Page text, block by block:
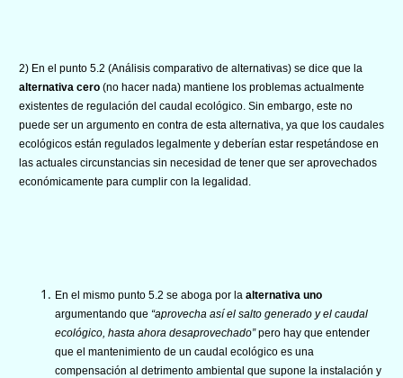
2) En el punto 5.2 (Análisis comparativo de alternativas) se dice que la
alternativa cero (no hacer nada) mantiene los problemas actualmente
existentes de regulación del caudal ecológico. Sin embargo, este no
puede ser un argumento en contra de esta alternativa, ya que los caudales
ecológicos están regulados legalmente y deberían estar respetándose en
las actuales circunstancias sin necesidad de tener que ser aprovechados
económicamente para cumplir con la legalidad.
En el mismo punto 5.2 se aboga por la alternativa uno
argumentando que “aprovecha así el salto generado y el caudal
ecológico, hasta ahora desaprovechado”pero hay que entender
que el mantenimiento de un caudal ecológico es una
compensación al detrimento ambiental que supone la instalación y